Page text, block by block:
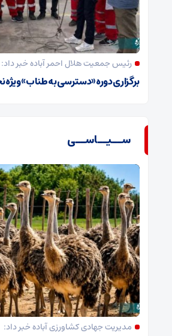
رئیس جمعیت هلال احمر آباده خبر داد:
برگزاری دوره «دسترسی به طناب» ویژه
ســیــاســی
مدیریت جهادی کشاورزی آباده خبر داد: